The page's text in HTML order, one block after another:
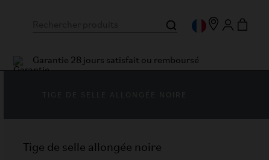
Garantie 28 jours satisfait ou remboursé
Tige de selle allongée noire